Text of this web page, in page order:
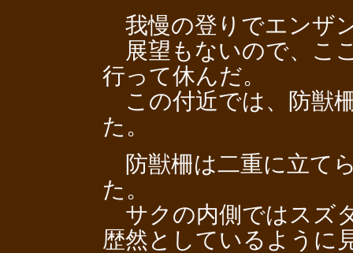
我慢の登りでエンザ
展望もないので、こ
行って休んだ。
この付近では、防獣
た。
防獣柵は二重に立て
た。
サクの内側ではスズ
歴然としているように